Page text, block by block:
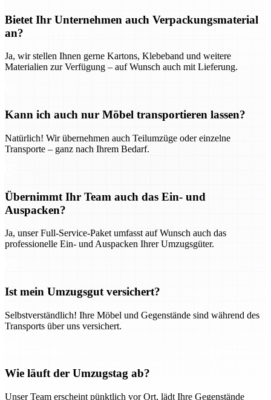
Bietet Ihr Unternehmen auch Verpackungsmaterial
an?
Ja, wir stellen Ihnen gerne Kartons, Klebeband und weitere
Materialien zur Verfügung – auf Wunsch auch mit Lieferung.
Kann ich auch nur Möbel transportieren lassen?
Natürlich! Wir übernehmen auch Teilumzüge oder einzelne
Transporte – ganz nach Ihrem Bedarf.
Übernimmt Ihr Team auch das Ein- und
Auspacken?
Ja, unser Full-Service-Paket umfasst auf Wunsch auch das
professionelle Ein- und Auspacken Ihrer Umzugsgüter.
Ist mein Umzugsgut versichert?
Selbstverständlich! Ihre Möbel und Gegenstände sind während des
Transports über uns versichert.
Wie läuft der Umzugstag ab?
Unser Team erscheint pünktlich vor Ort, lädt Ihre Gegenstände